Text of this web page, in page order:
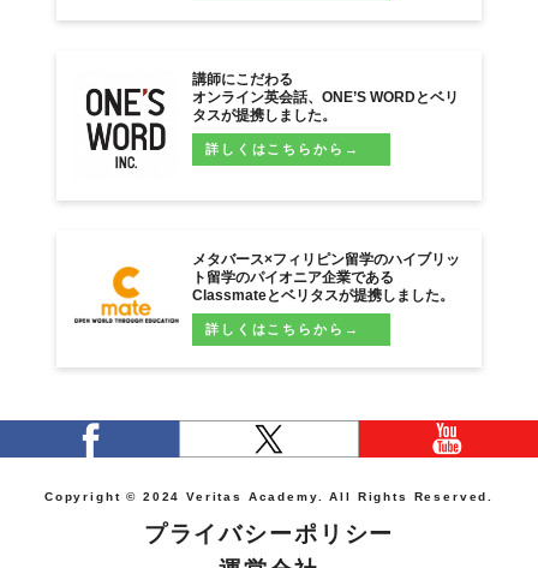
講師にこだわる
オンライン英会話、ONE’S WORDとベリ
タスが提携しました。
詳しくはこちらから→
メタバース×フィリピン留学のハイブリッ
ト留学のパイオニア企業である
Classmateとベリタスが提携しました。
詳しくはこちらから→
Copyright © 2024 Veritas Academy. All Rights Reserved.
プライバシーポリシー